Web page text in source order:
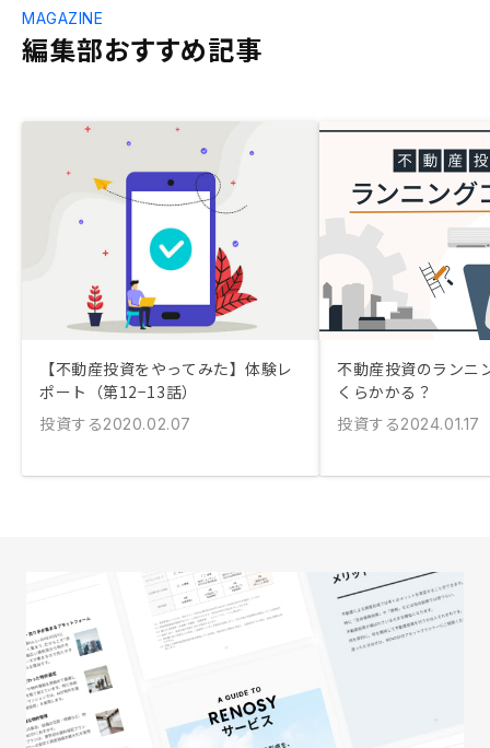
編集部おすすめ記事
MAGAZINE
【不動産投資をやってみた】体験レ
ポート（第12−13話）
投資する2020.02.07
不動産投資のランニ
くらかかる？
投資する2024.01.17